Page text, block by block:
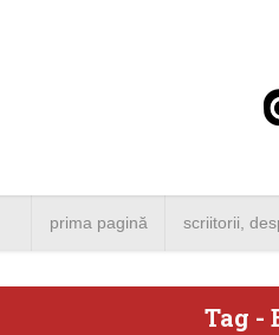
prima pagină scriitorii,
Tag -